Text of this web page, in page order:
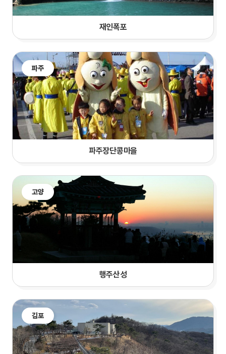
재인폭포
파주
파주장단콩마을
고양
행주산성
김포